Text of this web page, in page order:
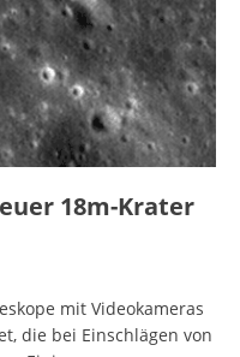
18m-Krater
mit Videokameras
die bei Einschlägen von